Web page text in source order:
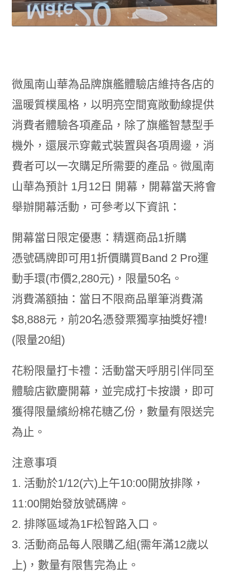
微風南山華為品牌旗艦體驗店維持各店的
溫暖質樸風格，以明亮空間寬敞動線提供
消費者體驗各項產品，除了旗艦智慧型手
機外，還展示穿戴式裝置與各項周邊，消
費者可以一次購足所需要的產品。微風南
山華為預計 1月12日 開幕，開幕當天將會
舉辦開幕活動，可參考以下資訊：
開幕當日限定優惠：精選商品1折購
憑號碼牌即可用1折價購買Band 2 Pro運
動手環(市價2,280元)，限量50名。
消費滿額抽：當日不限商品單筆消費滿
$8,888元，前20名憑發票獨享抽獎好禮!
(限量20組)
花粉限量打卡禮：活動當天呼朋引伴同至
體驗店歡慶開幕，並完成打卡按讚，即可
獲得限量繽紛棉花糖乙份，數量有限送完
為止。
注意事項
1. 活動於1/12(六)上午10:00開放排隊，
11:00開始發放號碼牌。
2. 排隊區域為1F松智路入口。
3. 活動商品每人限購乙組(需年滿12歲以
上)，數量有限售完為止。